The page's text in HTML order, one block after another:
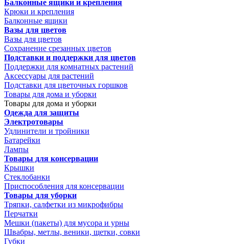
Балконные ящики и крепления
Крюки и крепления
Балконные ящики
Вазы для цветов
Вазы для цветов
Сохранение срезанных цветов
Подставки и поддержки для цветов
Поддержки для комнатных растений
Аксессуары для растений
Подставки для цветочных горшков
Товары для дома и уборки
Товары для дома и уборки
Одежда для защиты
Электротовары
Удлинители и тройники
Батарейки
Лампы
Товары для консервации
Крышки
Стеклобанки
Приспособления для консервации
Товары для уборки
Тряпки, салфетки из микрофибры
Перчатки
Мешки (пакеты) для мусора и урны
Швабры, метлы, веники, щетки, совки
Губки